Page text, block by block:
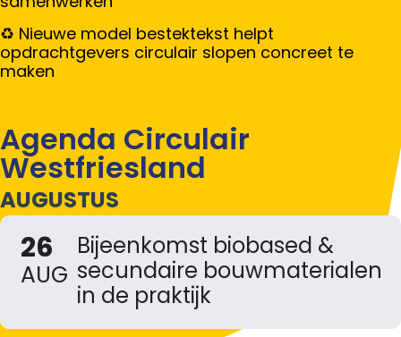
Nieuwe model bestektekst helpt
opdrachtgevers circulair slopen concreet te
maken
Agenda Circulair
Westfriesland
AUGUSTUS
26
AUG
Bijeenkomst biobased &
secundaire bouwmaterialen
in de praktijk